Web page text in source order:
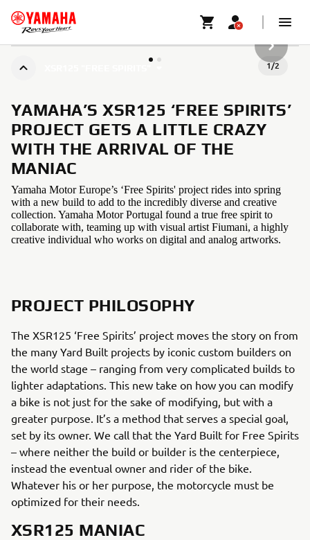
1/2
NÆSTE
YAMAHA’S XSR125 ‘FREE SPIRITS’
PROJECT GETS A LITTLE CRAZY
WITH THE ARRIVAL OF THE
MANIAC
Yamaha Motor Europe’s ‘Free Spirits' project rides into spring
with a new build to add to the incredibly diverse and creative
collection. Yamaha Motor Portugal found a true free spirit to
collaborate with, teaming up with visual artist Fiumani, a highly
creative individual who works on digital and analog artworks.
PROJECT PHILOSOPHY
The XSR125 ‘Free Spirits’ project moves the story on from
the many Yard Built projects by iconic custom builders on
the world stage – ranging from very complicated builds to
lighter adaptations. This new take on how you can modify
a bike is not just for the sake of modifying, but with a
greater purpose. It’s a method that serves a special goal,
set by its owner. We call that the Yard Built for Free Spirits
– where neither the build or builder is the centerpiece,
instead the eventual owner and rider of the bike.
Whatever his or her purpose, the motorcycle must be
optimized for their needs.
XSR125 MANIAC